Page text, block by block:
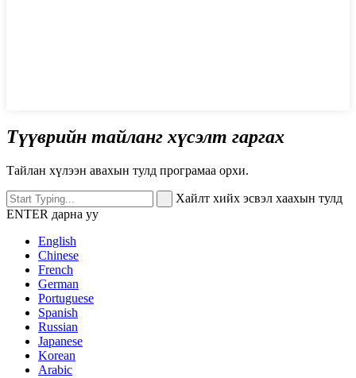
Түүврийн тайланг хүсэлт гаргах
Тайлан хүлээн авахын тулд програмаа орхи.
Хайлт хийх эсвэл хаахын тулд
ENTER дарна уу
English
Chinese
French
German
Portuguese
Spanish
Russian
Japanese
Korean
Arabic